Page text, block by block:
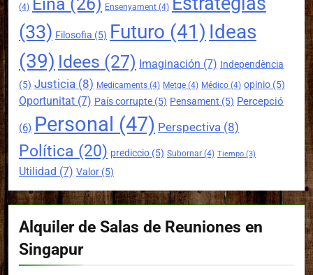
(4) Ensenyament (4)
(33) Filosofia (5) Futuro (41) Ideas
(39) Idees (27) Imaginación (7) Independència
(5) Justicia (8) Medicaments (4) Metge (4) Médico (4) opinio (5)
Oportunitat (7) País corrupte (5) Pensament (5) Percepció
(6) Personal (47) Perspectiva (8)
Política (20) prediccio (5) Subornar (4) Tiempo (3)
Utilidad (7) Valor (5)
Alquiler de Salas de Reuniones en
Singapur